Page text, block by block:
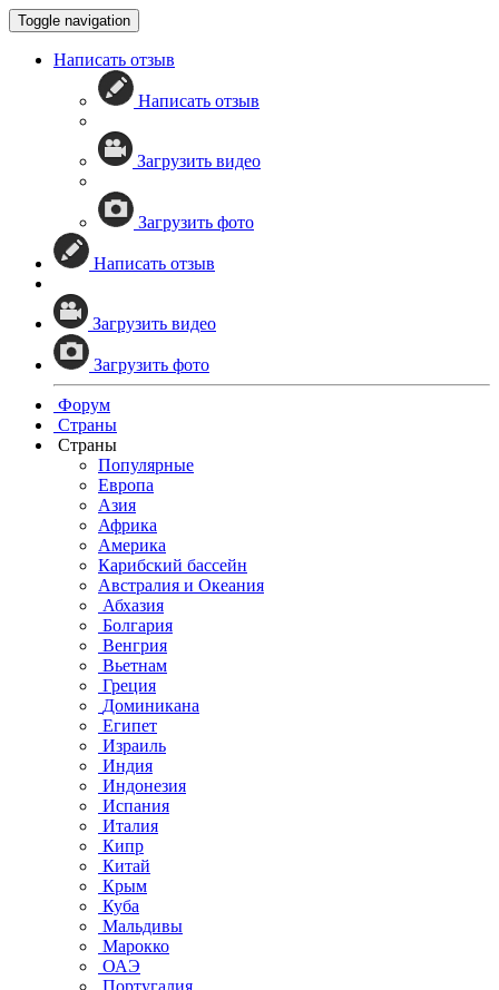
Toggle navigation
Написать отзыв
Написать отзыв
Загрузить видео
Загрузить фото
Написать отзыв
Загрузить видео
Загрузить фото
Форум
Страны
Страны
Популярные
Европа
Азия
Африка
Америка
Карибский бассейн
Австралия и Океания
Абхазия
Болгария
Венгрия
Вьетнам
Греция
Доминикана
Египет
Израиль
Индия
Индонезия
Испания
Италия
Кипр
Китай
Крым
Куба
Мальдивы
Марокко
ОАЭ
Португалия